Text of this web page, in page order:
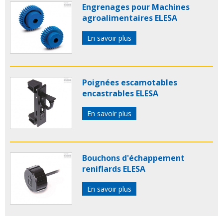
Engrenages pour Machines
agroalimentaires ELESA
En savoir plus
Poignées escamotables
encastrables ELESA
En savoir plus
Bouchons d'échappement
reniflards ELESA
En savoir plus